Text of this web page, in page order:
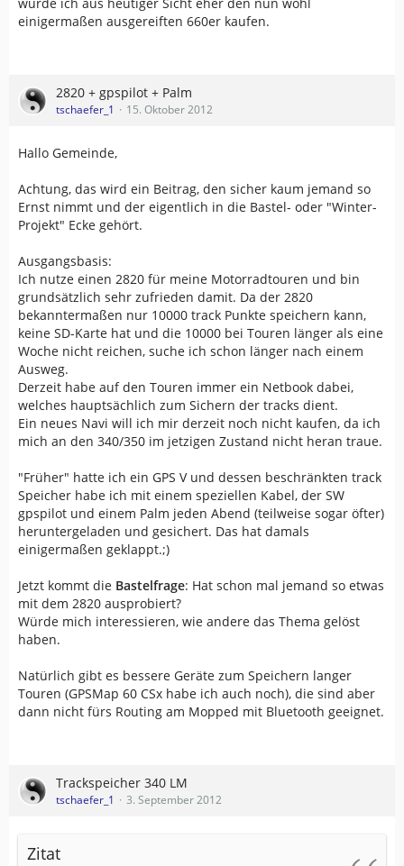
einigermaßen ausgereiften 660er kaufen.
2820 + gpspilot + Palm
tschaefer_1 15. Oktober 2012
Hallo Gemeinde,
Achtung, das wird ein Beitrag, den sicher kaum jemand so
Ernst nimmt und der eigentlich in die Bastel- oder "Winter-
Projekt" Ecke gehört.
Ausgangsbasis:
Ich nutze einen 2820 für meine Motorradtouren und bin
grundsätzlich sehr zufrieden damit. Da der 2820
bekanntermaßen nur 10000 track Punkte speichern kann,
keine SD-Karte hat und die 10000 bei Touren länger als eine
Woche nicht reichen, suche ich schon länger nach einem
Ausweg.
Derzeit habe auf den Touren immer ein Netbook dabei,
welches hauptsächlich zum Sichern der tracks dient.
Ein neues Navi will ich mir derzeit noch nicht kaufen, da ich
mich an den 340/350 im jetzigen Zustand nicht heran traue.
"Früher" hatte ich ein GPS V und dessen beschränkten track
Speicher habe ich mit einem speziellen Kabel, der SW
gpspilot und einem Palm jeden Abend (teilweise sogar öfter)
heruntergeladen und gesichert. Das hat damals
einigermaßen geklappt.;)
Jetzt kommt die Bastelfrage: Hat schon mal jemand so etwas
mit dem 2820 ausprobiert?
Würde mich interessieren, wie andere das Thema gelöst
haben.
Natürlich gibt es bessere Geräte zum Speichern langer
Touren (GPSMap 60 CSx habe ich auch noch), die sind aber
dann nicht fürs Routing am Mopped mit Bluetooth geeignet.
Trackspeicher 340 LM
tschaefer_1 3. September 2012
Zitat